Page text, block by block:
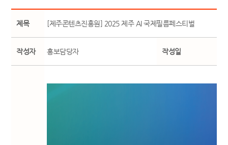
제목 [제주콘텐츠진흥원] 2025 제주 AI 국제필름페스티벌
작성자 홍보담당자 작성일